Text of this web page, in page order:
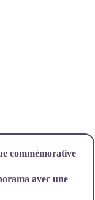
commémorative
avec une